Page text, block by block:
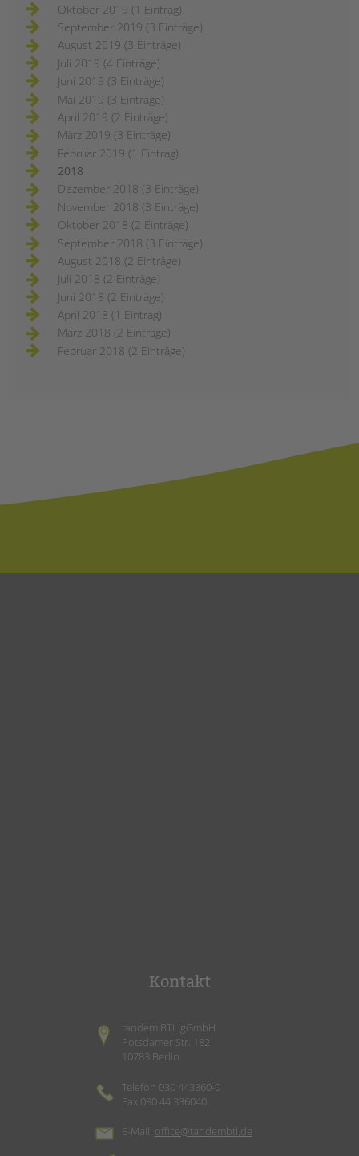
Oktober 2019 (1 Eintrag)
September 2019 (3 Einträge)
August 2019 (3 Einträge)
Juli 2019 (4 Einträge)
Juni 2019 (3 Einträge)
Mai 2019 (3 Einträge)
April 2019 (2 Einträge)
März 2019 (3 Einträge)
Februar 2019 (1 Eintrag)
2018
Dezember 2018 (3 Einträge)
November 2018 (3 Einträge)
Oktober 2018 (2 Einträge)
September 2018 (3 Einträge)
August 2018 (2 Einträge)
Juli 2018 (2 Einträge)
Juni 2018 (2 Einträge)
April 2018 (1 Eintrag)
März 2018 (2 Einträge)
Februar 2018 (2 Einträge)
Kontakt
tandem BTL gGmbH
Potsdamer Str. 182
10783 Berlin
Telefon 030 443360-0
Fax 030 44 336040
E-Mail: office@tandembtl.de